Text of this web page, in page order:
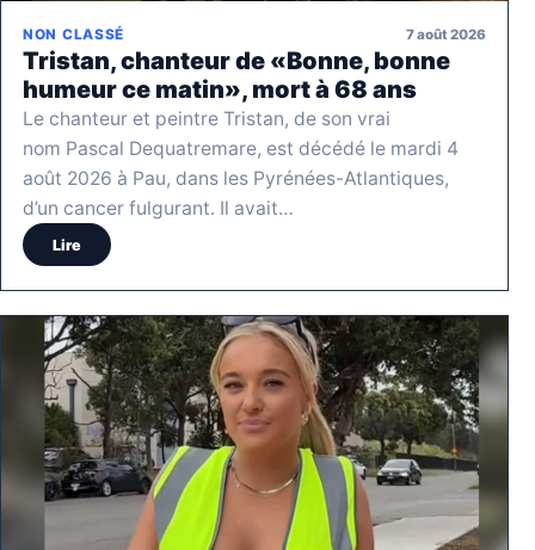
NON CLASSÉ 7 août 2026
Tristan, chanteur de «Bonne, bonne
humeur ce matin», mort à 68 ans
Le chanteur et peintre Tristan, de son vrai
nom Pascal Dequatremare, est décédé le mardi 4
août 2026 à Pau, dans les Pyrénées-Atlantiques,
d’un cancer fulgurant. Il avait…
Lire